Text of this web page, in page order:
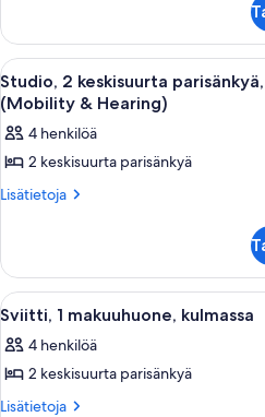
esteetön,
kylpyamme
kuvat
keskisuurta
parisänkyä,
esteetön,
kylpyamme
Avaa
kaikki
huonetyypin
Studio,
2
keskisuurta
kylpyamme
(Mobility
&
Hearing)
kuvat
12
Studio, 2 keskisuurta
(Mobility & Hearing)
4 henkilöä
2 keskisuurta parisänkyä
Lisätietoja
Lisätietoja
keskisuurta
parisänkyä,
esteetön,
(Mobility
&
Avaa
kaikki
huonetyypin
Sviitti,
1
12
Sviitti, 1 makuuhuone, kulmassa
4 henkilöä
2 keskisuurta parisänkyä
Lisätietoja
Lisätietoja